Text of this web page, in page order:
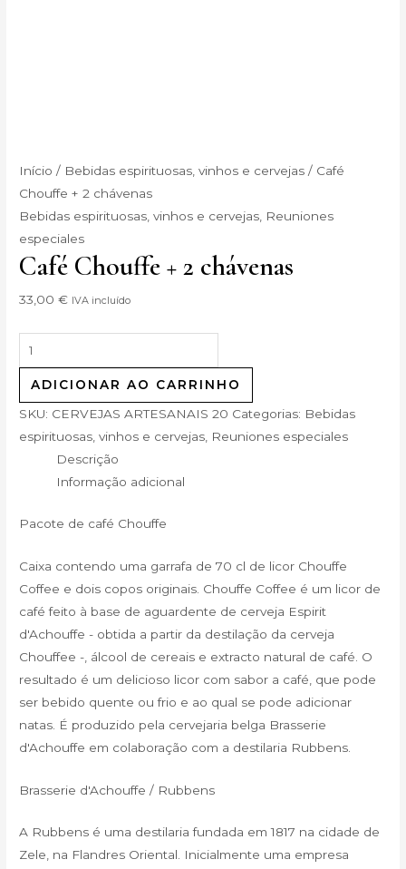
Início / Bebidas espirituosas, vinhos e cervejas / Café
Chouffe + 2 chávenas
Bebidas espirituosas, vinhos e cervejas Reuniones
especiales
Café Chouffe + 2 chávenas
33,00€ IVA incluído
ADICIONAR AO CARRINHO
SKU: CERVEJAS ARTESANAIS 20 Categorias: Bebidas
espirituosas, vinhos e cervejas, Reuniones especiales
Descrição
Informação adicional
Pacote de café Chouffe
Caixa contendo uma garrafa de 70 cl de licor Chouffe
Coffee e dois copos originais. Chouffe Coffee é um licor de
café feito à base de aguardente de cerveja Espirit
d'Achouffe - obtida a partir da destilação da cerveja
Chouffee -, álcool de cereais e extracto natural de café. O
resultado é um delicioso licor com sabor a café, que pode
ser bebido quente ou frio e ao qual se pode adicionar
natas. É produzido pela cervejaria belga Brasserie
d'Achouffe em colaboração com a destilaria Rubbens.
Brasserie d'Achouffe / Rubbens
A Rubbens é uma destilaria fundada em 1817 na cidade de
Zele, na Flandres Oriental. Inicialmente uma empresa